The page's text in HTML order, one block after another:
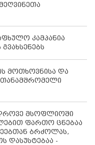
კამპანია
მოთხოვნისა და
თანამშრომელი
მსოფლიოში
ფართო ცნებაა
ბრძოლას,
დასუსტებაა -